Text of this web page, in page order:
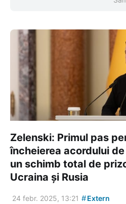
Zelenski: Primul pas
încheierea acordului
un schimb total de
Ucraina și Rusia
24 febr. 2025, 13:21 #Extern